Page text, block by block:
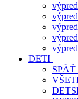
DETI